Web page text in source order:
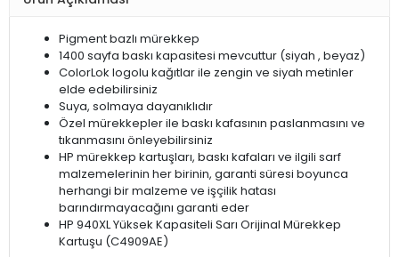
Pigment bazlı mürekkep
1400 sayfa baskı kapasitesi mevcuttur (siyah , beyaz)
ColorLok logolu kağıtlar ile zengin ve siyah metinler
elde edebilirsiniz
Suya, solmaya dayanıklıdır
Özel mürekkepler ile baskı kafasının paslanmasını ve
tıkanmasını önleyebilirsiniz
HP mürekkep kartuşları, baskı kafaları ve ilgili sarf
malzemelerinin her birinin, garanti süresi boyunca
herhangi bir malzeme ve işçilik hatası
barındırmayacağını garanti eder
HP 940XL Yüksek Kapasiteli Sarı Orijinal Mürekkep
Kartuşu (C4909AE)